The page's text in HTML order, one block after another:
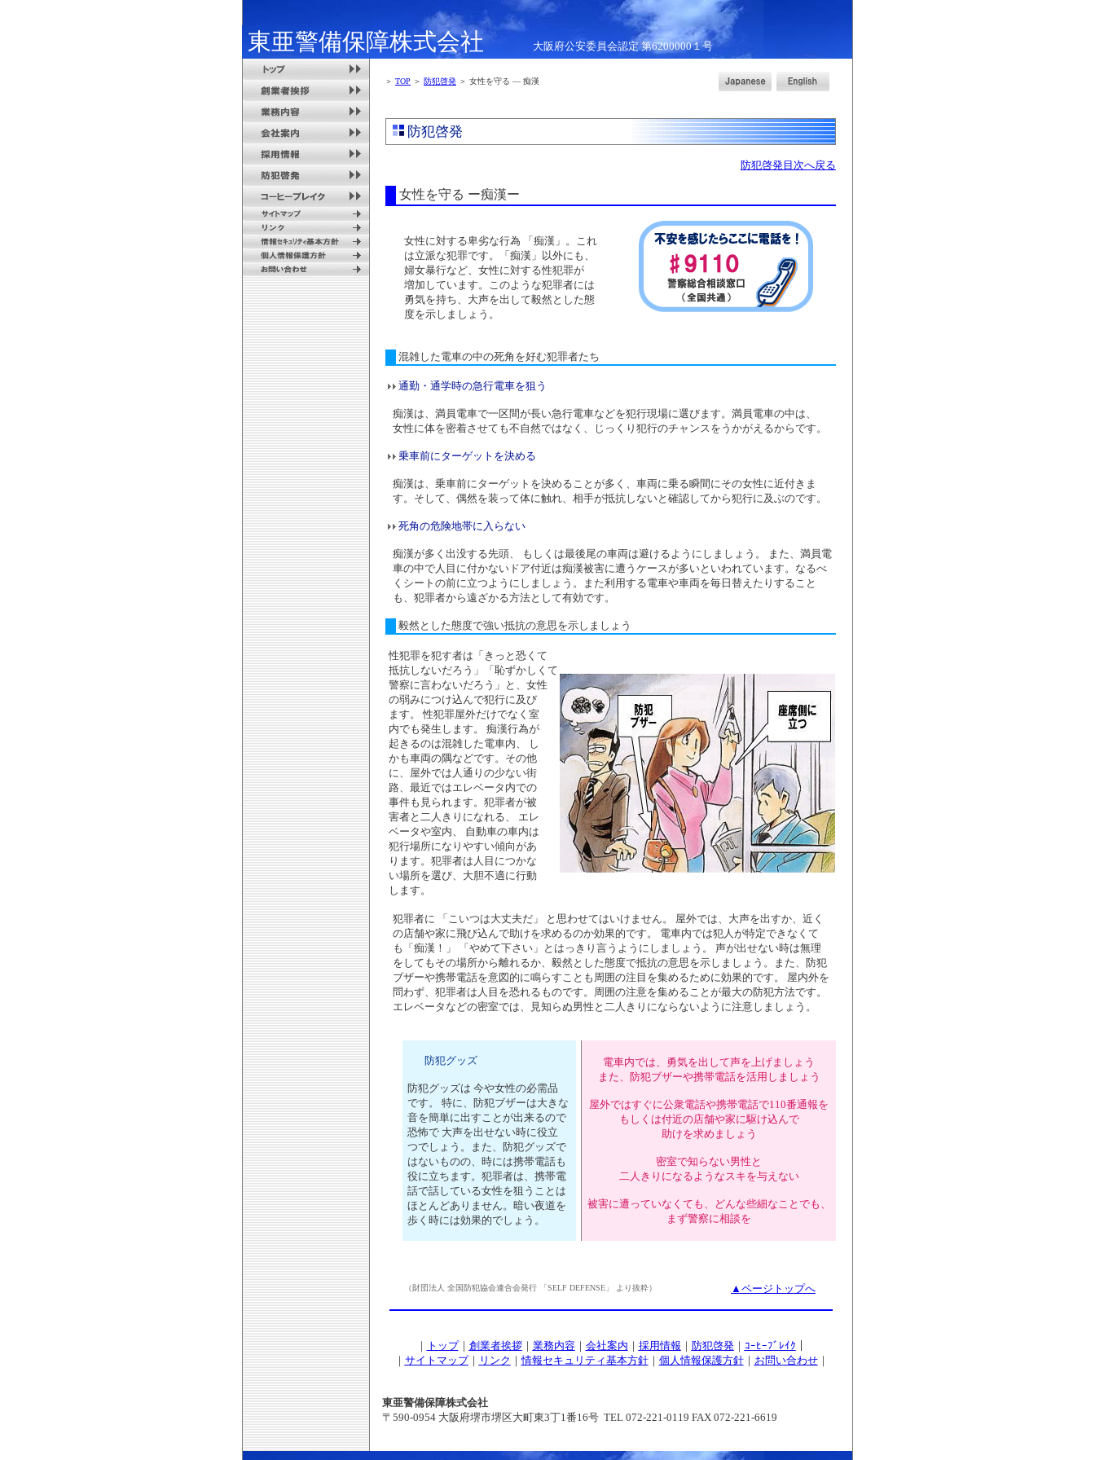
東亜警備保障株式会社 大阪府公安委員会認定 第6200000１号
＞ TOP ＞ 防犯啓発 ＞ 女性を守る ― 痴漢
防犯啓発
防犯啓発目次へ戻る
女性を守る ー痴漢ー
女性に対する卑劣な行為 「痴漢」。これ
は立派な犯罪です。「痴漢」以外にも、
婦女暴行など、女性に対する性犯罪が
増加しています。このような犯罪者には
勇気を持ち、大声を出して毅然とした態
度を示しましょう。
混雑した電車の中の死角を好む犯罪者たち
通勤・通学時の急行電車を狙う
痴漢は、満員電車で一区間が長い急行電車などを犯行現場に選びます。満員電車の中は、
女性に体を密着させても不自然ではなく、じっくり犯行のチャンスをうかがえるからです。
乗車前にターゲットを決める
痴漢は、乗車前にターゲットを決めることが多く、車両に乗る瞬間にその女性に近付きま
す。そして、偶然を装って体に触れ、相手が抵抗しないと確認してから犯行に及ぶのです。
死角の危険地帯に入らない
痴漢が多く出没する先頭、 もしくは最後尾の車両は避けるようにしましょう。 また、満員電
車の中で人目に付かないドア付近は痴漢被害に遭うケースが多いといわれています。なるべ
くシートの前に立つようにしましょう。また利用する電車や車両を毎日替えたりすること
も、犯罪者から遠ざかる方法として有効です。
毅然とした態度で強い抵抗の意思を示しましょう
性犯罪を犯す者は「きっと恐くて
抵抗しないだろう」「恥ずかしくて
警察に言わないだろう」と、女性
の弱みにつけ込んで犯行に及び
ます。 性犯罪屋外だけでなく室
内でも発生します。 痴漢行為が
起きるのは混雑した電車内、 し
かも車両の隅などです。その他
に、屋外では人通りの少ない街
路、最近ではエレベータ内での
事件も見られます。犯罪者が被
害者と二人きりになれる、 エレ
ベータや室内、 自動車の車内は
犯行場所になりやすい傾向があ
ります。犯罪者は人目につかな
い場所を選び、大胆不適に行動
します。
犯罪者に 「こいつは大丈夫だ」 と思わせてはいけません。 屋外では、大声を出すか、近く
の店舗や家に飛び込んで助けを求めるのか効果的です。 電車内では犯人が特定できなくて
も「痴漢！」 「やめて下さい」とはっきり言うようにしましょう。 声が出せない時は無理
をしてもその場所から離れるか、毅然とした態度で抵抗の意思を示しましょう。また、防犯
ブザーや携帯電話を意図的に鳴らすことも周囲の注目を集めるために効果的です。 屋内外を
問わず、犯罪者は人目を恐れるものです。周囲の注意を集めることが最大の防犯方法です。
エレベータなどの密室では、見知らぬ男性と二人きりにならないように注意しましょう。
防犯グッズ
防犯グッズは 今や女性の必需品
です。 特に、防犯ブザーは大きな
音を簡単に出すことが出来るので
恐怖で 大声を出せない時に役立
つでしょう。また、防犯グッズで
はないものの、時には携帯電話も
役に立ちます。犯罪者は、携帯電
話で話している女性を狙うことは
ほとんどありません。暗い夜道を
歩く時には効果的でしょう。
電車内では、勇気を出して声を上げましょう
また、防犯ブザーや携帯電話を活用しましょう
屋外ではすぐに公衆電話や携帯電話で110番通報を
もしくは付近の店舗や家に駆け込んで
助けを求めましょう
密室で知らない男性と
二人きりになるようなスキを与えない
被害に遭っていなくても、どんな些細なことでも、
まず警察に相談を
（財団法人 全国防犯協会連合会発行 「SELF DEFENSE」 より抜粋） ▲ページトップへ
｜ トップ｜ 創業者挨拶｜ 業務内容｜ 会社案内 ｜ 採用情報 ｜ 防犯啓発｜ ｺｰﾋｰﾌﾞﾚｲｸ
｜ サイトマップ｜ リンク ｜情報セキュリティ基本方針｜ 個人情報保護方針｜ お問い合わせ｜
東亜警備保障株式会社
〒590-0954 大阪府堺市堺区大町東3丁1番16号 TEL 072-221-0119 FAX 072-221-6619